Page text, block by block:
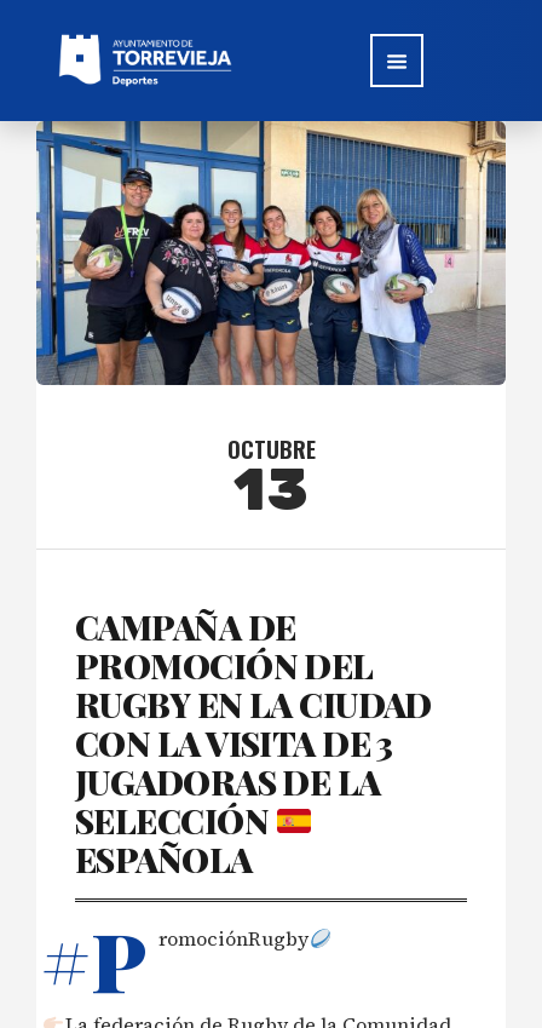
OCTUBRE
13
CAMPAÑA DE
PROMOCIÓN DEL
RUGBY EN LA CIUDAD
CON LA VISITA DE 3
JUGADORAS DE LA
SELECCIÓN
ESPAÑOLA
#P romociónRugby